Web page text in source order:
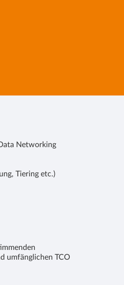
Networking
Tiering etc.)
umfänglichen TCO